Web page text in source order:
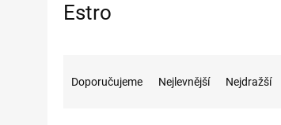
Estro
Doporučujeme Nejlevnější Nejdražší